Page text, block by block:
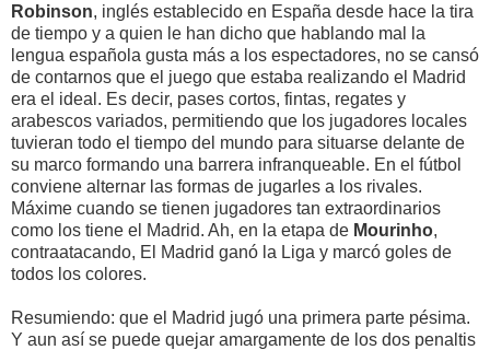
Robinson, inglés establecido en España desde hace la tira
de tiempo y a quien le han dicho que hablando mal la
lengua española gusta más a los espectadores, no se cansó
de contarnos que el juego que estaba realizando el Madrid
era el ideal. Es decir, pases cortos, fintas, regates y
arabescos variados, permitiendo que los jugadores locales
tuvieran todo el tiempo del mundo para situarse delante de
su marco formando una barrera infranqueable. En el fútbol
conviene alternar las formas de jugarles a los rivales.
Máxime cuando se tienen jugadores tan extraordinarios
como los tiene el Madrid. Ah, en la etapa de Mourinho,
contraatacando, El Madrid ganó la Liga y marcó goles de
todos los colores.
Resumiendo: que el Madrid jugó una primera parte pésima.
Y aun así se puede quejar amargamente de los dos penaltis